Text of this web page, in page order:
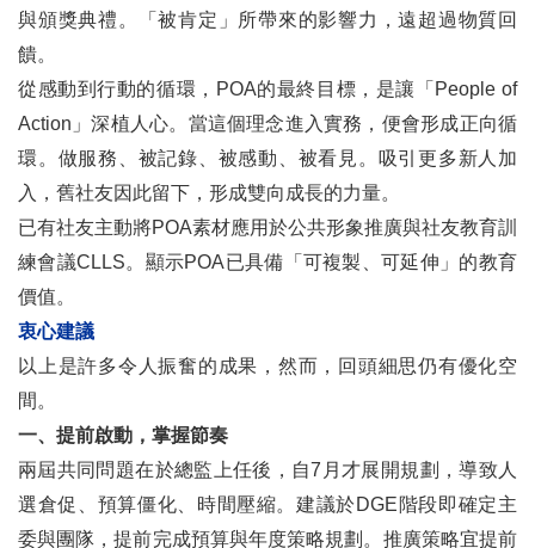
與頒獎典禮。「被肯定」所帶來的影響力，遠超過物質回
饋。
從感動到行動的循環，POA的最終目標，是讓「People of
Action」深植人心。當這個理念進入實務，便會形成正向循
環。做服務、被記錄、被感動、被看見。吸引更多新人加
入，舊社友因此留下，形成雙向成長的力量。
已有社友主動將POA素材應用於公共形象推廣與社友教育訓
練會議CLLS。顯示POA已具備「可複製、可延伸」的教育
價值。
衷心建議
以上是許多令人振奮的成果，然而，回頭細思仍有優化空
間。
一、提前啟動，掌握節奏
兩屆共同問題在於總監上任後，自7月才展開規劃，導致人
選倉促、預算僵化、時間壓縮。建議於DGE階段即確定主
委與團隊，提前完成預算與年度策略規劃。推廣策略宜提前